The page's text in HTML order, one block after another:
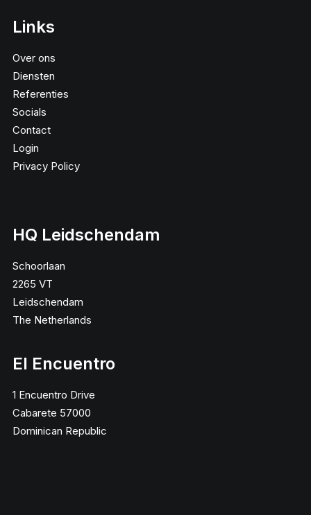
Links
Over ons
Diensten
Referenties
Socials
Contact
Login
Privacy Policy
HQ Leidschendam
Schoorlaan
2265 VT
Leidschendam
The Netherlands
El Encuentro
1 Encuentro Drive
Cabarete 57000
Dominican Republic